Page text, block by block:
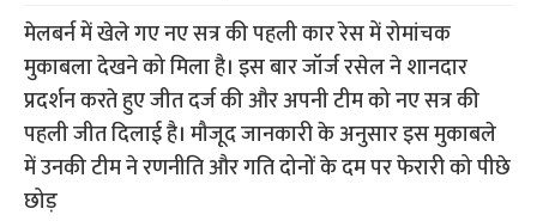
मेलबर्न में खेले गए नए सत्र की पहली कार रेस में रोमांचक
मुकाबला देखने को मिला है। इस बार जॉर्ज रसेल ने शानदार
प्रदर्शन करते हुए जीत दर्ज की और अपनी टीम को नए सत्र की
पहली जीत दिलाई है। मौजूद जानकारी के अनुसार इस मुकाबले
में उनकी टीम ने रणनीति और गति दोनों के दम पर फेरारी को पीछे
छोड़